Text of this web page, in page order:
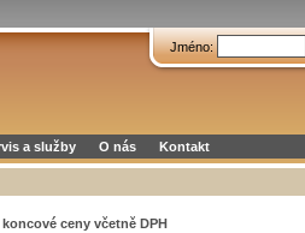
Jméno:
a služby O nás Kontakt
koncové ceny včetně DPH